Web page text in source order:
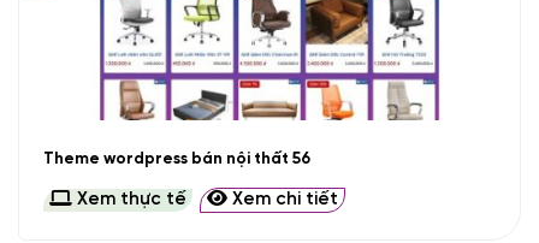
Theme wordpress bán nội thất 56
Xem thực tế Xem chi tiết